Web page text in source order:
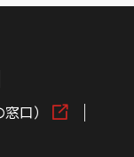
口）